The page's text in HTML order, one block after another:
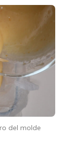
del molde